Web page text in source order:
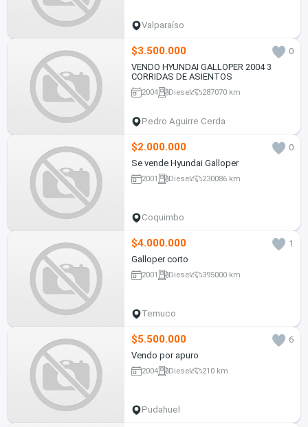
Valparaíso
$3.500.000
0
VENDO HYUNDAI GALLOPER 2004 3
CORRIDAS DE ASIENTOS
2004 Diesel 287070 km
Pedro Aguirre Cerda
$2.000.000
0
Se vende Hyundai Galloper
2001 Diesel 230086 km
Coquimbo
$4.000.000
1
Galloper corto
2001 Diesel 395000 km
Temuco
$5.500.000
6
Vendo por apuro
2004 Diesel 210 km
Pudahuel